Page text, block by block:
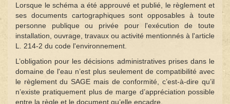
Lorsque le schéma a été approuvé et publié, le règlement et
ses documents cartographiques sont opposables à toute
personne publique ou privée pour l'exécution de toute
installation, ouvrage, travaux ou activité mentionnés à l'article
L. 214-2 du code l'environnement.
L’obligation pour les décisions administratives prises dans le
domaine de l'eau n’est plus seulement de compatibilité avec
le règlement du SAGE mais de conformité, c’est-à-dire qu’il
n’existe pratiquement plus de marge d’appréciation possible
entre la règle et le document qu’elle encadre.